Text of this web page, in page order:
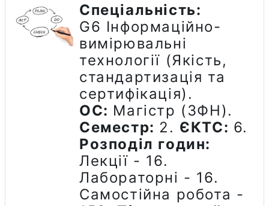
Спеціальність:
G6 Інформаційно-
вимірювальні
технології (Якість,
стандартизація та
сертифікація).
ОС: Магістр (ЗФН).
Семестр: 2. ЄКТС: 6.
Розподіл годин:
Лекції - 16.
Лабораторні - 16.
Самостійна робота -